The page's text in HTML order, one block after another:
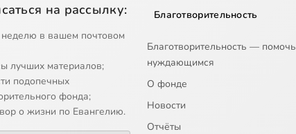
на рассылку:
в вашем почтовом
лучших материалов;
подопечных
фонда;
о жизни по Евангелию.
Благотворительность
Благотворительность — помочь
нуждающимся
О фонде
Новости
Отчёты